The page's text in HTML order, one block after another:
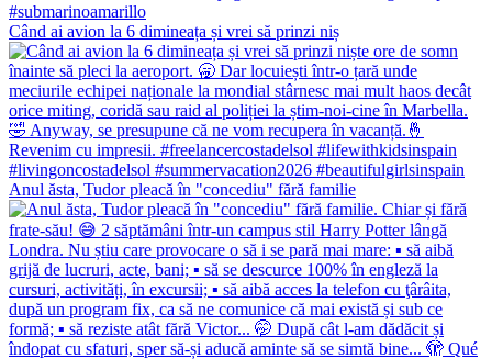
Când ai avion la 6 dimineața și vrei să prinzi niș
Anul ăsta, Tudor pleacă în "concediu" fără familie